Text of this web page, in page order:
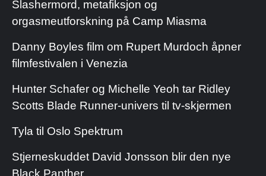
Slashermord, metafiksjon og
orgasmeutforskning på Camp Miasma
Danny Boyles film om Rupert Murdoch åpner
filmfestivalen i Venezia
Hunter Schafer og Michelle Yeoh tar Ridley
Scotts Blade Runner-univers til tv-skjermen
Tyla til Oslo Spektrum
Stjerneskuddet David Jonsson blir den nye
Black Panther